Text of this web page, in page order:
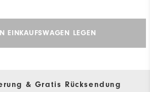
EINKAUFSWAGEN LEGEN
& Gratis Rücksendung